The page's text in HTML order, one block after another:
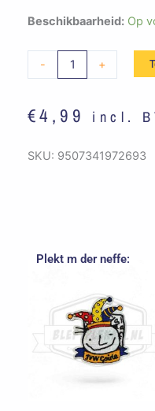
Beschikbaarheid: Op
-
Embleem
Gat
aantal
+
€4,99 incl.
SKU: 9507341972693
Plekt m der neffe: